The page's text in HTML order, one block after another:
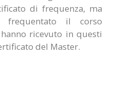
di frequenza, ma
frequentato il corso
ricevuto in questi
del Master.